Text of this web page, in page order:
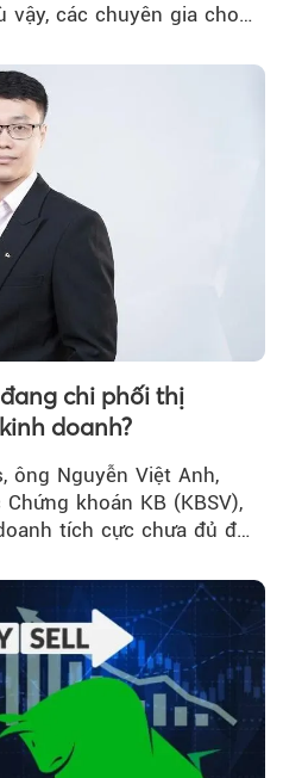
vậy, các chuyên gia cho
chi phối thị
doanh?
ông Nguyễn Việt Anh,
khoán KB (KBSV),
tích cực chưa đủ để